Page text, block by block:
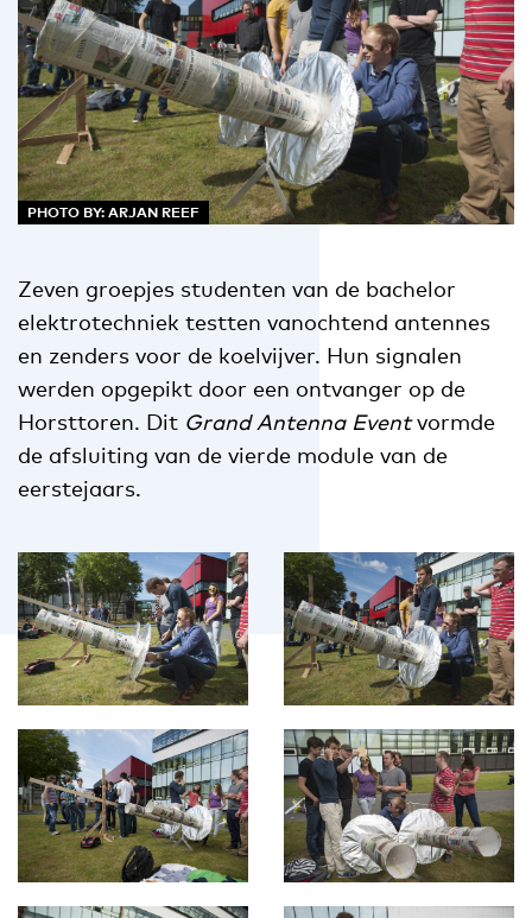
PHOTO BY: ARJAN REEF
Zeven groepjes studenten van de bachelor
elektrotechniek testten vanochtend antennes
en zenders voor de koelvijver. Hun signalen
werden opgepikt door een ontvanger op de
Horsttoren. Dit Grand Antenna Eventvormde
de afsluiting van de vierde module van de
eerstejaars.